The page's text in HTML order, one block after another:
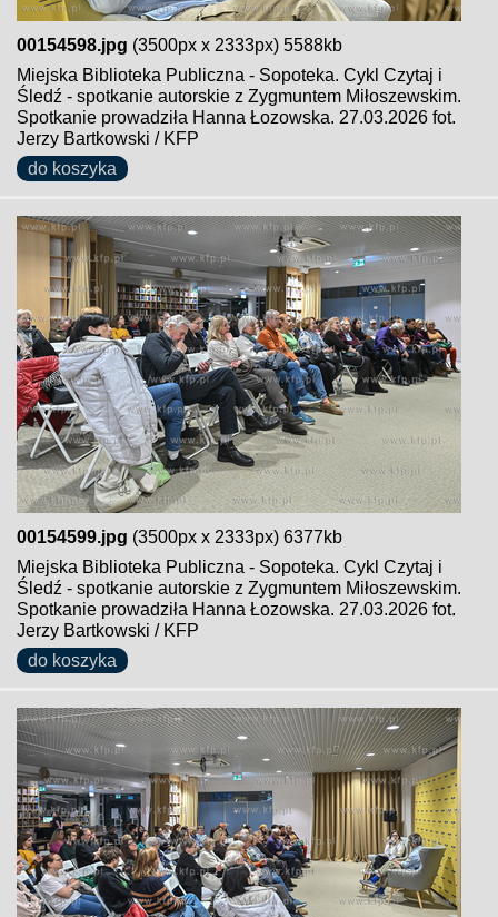
00154598.jpg (3500px x 2333px) 5588kb
Miejska Biblioteka Publiczna - Sopoteka. Cykl Czytaj i
Śledź - spotkanie autorskie z Zygmuntem Miłoszewskim.
Spotkanie prowadziła Hanna Łozowska. 27.03.2026 fot.
Jerzy Bartkowski / KFP
do koszyka
00154599.jpg (3500px x 2333px) 6377kb
Miejska Biblioteka Publiczna - Sopoteka. Cykl Czytaj i
Śledź - spotkanie autorskie z Zygmuntem Miłoszewskim.
Spotkanie prowadziła Hanna Łozowska. 27.03.2026 fot.
Jerzy Bartkowski / KFP
do koszyka